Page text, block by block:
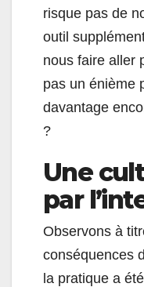
risque pas de
outil
nous faire aller
pas un énième
davantage
?
Une
par
Observons à
conséquences
la pratique a